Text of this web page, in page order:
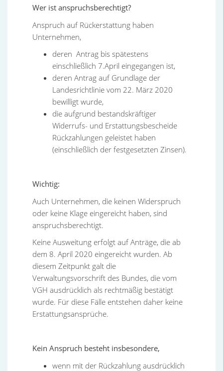
Wer ist anspruchsberechtigt?
Anspruch auf Rückerstattung haben
Unternehmen,
deren Antrag bis spätestens
einschließlich 7.April eingegangen ist,
deren Antrag auf Grundlage der
Landesrichtlinie vom 22. März 2020
bewilligt wurde,
die aufgrund bestandskräftiger
Widerrufs- und Erstattungsbescheide
Rückzahlungen geleistet haben
(einschließlich der festgesetzten Zinsen).
Wichtig:
Auch Unternehmen, die keinen Widerspruch
oder keine Klage eingereicht haben, sind
anspruchsberechtigt.
Keine Ausweitung erfolgt auf Anträge, die ab
dem 8. April 2020 eingereicht wurden. Ab
diesem Zeitpunkt galt die
Verwaltungsvorschrift des Bundes, die vom
VGH ausdrücklich als rechtmäßig bestätigt
wurde. Für diese Fälle entstehen daher keine
Erstattungsansprüche.
Kein Anspruch besteht insbesondere,
wenn mit der Rückzahlung ausdrücklich